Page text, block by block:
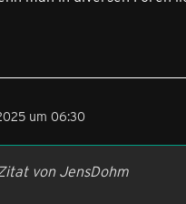
um 06:30
von JensDohm